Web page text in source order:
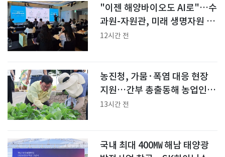
"이젠 해양바이오도 AI로"…수
과원-자원관, 미래 생명자원 확
보 협력
12시간 전
농진청, 가뭄·폭염 대응 현장
지원…간부 총출동해 농업인
안전 점검
13시간 전
국내 최대 400㎿ 해남 태양광